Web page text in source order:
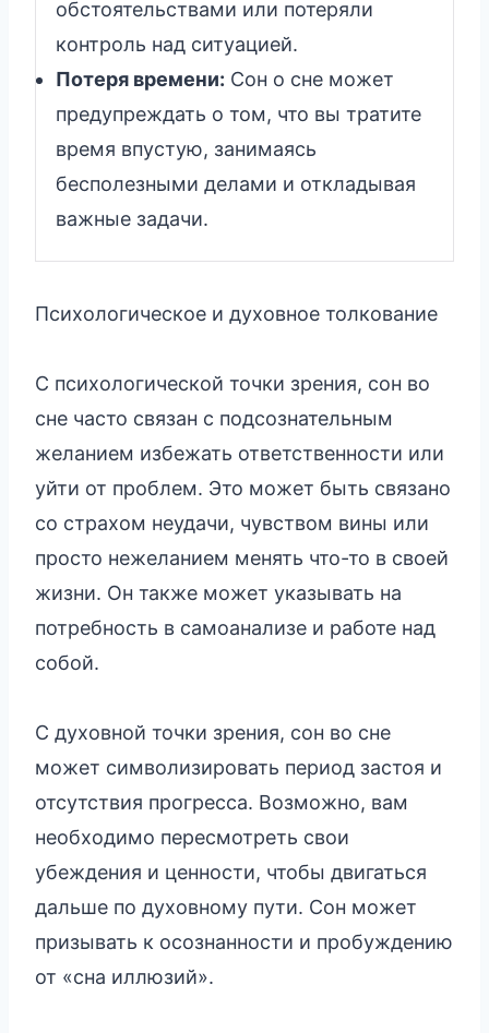
обстоятельствами или потеряли
контроль над ситуацией.
Потеря времени: Сон о сне может
предупреждать о том, что вы тратите
время впустую, занимаясь
бесполезными делами и откладывая
важные задачи.
Психологическое и духовное толкование
С психологической точки зрения, сон во
сне часто связан с подсознательным
желанием избежать ответственности или
уйти от проблем. Это может быть связано
со страхом неудачи, чувством вины или
просто нежеланием менять что-то в своей
жизни. Он также может указывать на
потребность в самоанализе и работе над
собой.
С духовной точки зрения, сон во сне
может символизировать период застоя и
отсутствия прогресса. Возможно, вам
необходимо пересмотреть свои
убеждения и ценности, чтобы двигаться
дальше по духовному пути. Сон может
призывать к осознанности и пробуждению
от «сна иллюзий».